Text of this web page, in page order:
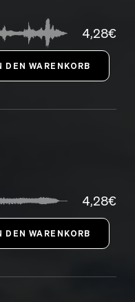
4,28€
4,28€